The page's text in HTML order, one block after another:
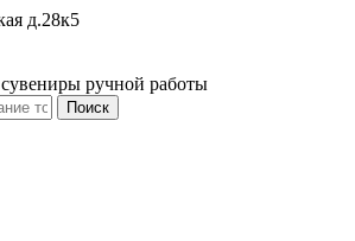
д.28к5
ручной работы
Поиск